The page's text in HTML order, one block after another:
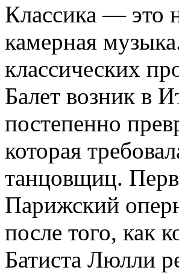
Классика — это
камерная
классических
Балет возник в
постепенно
которая
танцовщиц.
Парижский
после того, как
Батиста Люлли